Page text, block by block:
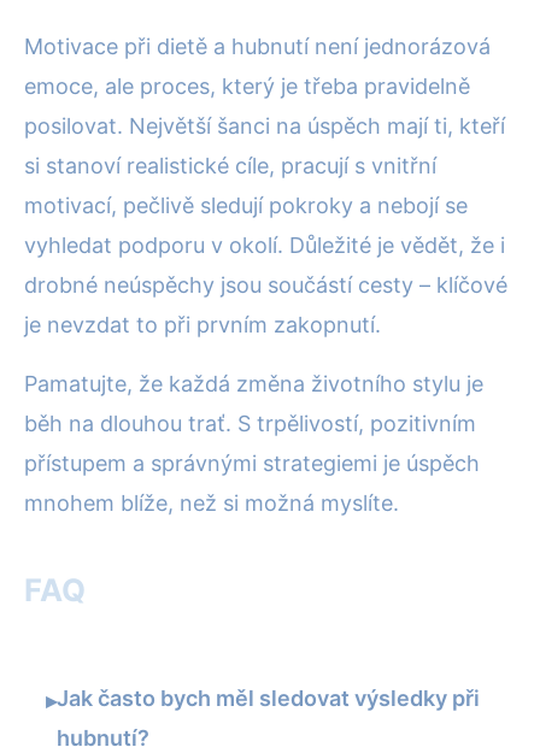
Motivace při dietě a hubnutí není jednorázová
emoce, ale proces, který je třeba pravidelně
posilovat. Největší šanci na úspěch mají ti, kteří
si stanoví realistické cíle, pracují s vnitřní
motivací, pečlivě sledují pokroky a nebojí se
vyhledat podporu v okolí. Důležité je vědět, že i
drobné neúspěchy jsou součástí cesty – klíčové
je nevzdat to při prvním zakopnutí.
Pamatujte, že každá změna životního stylu je
běh na dlouhou trať. S trpělivostí, pozitivním
přístupem a správnými strategiemi je úspěch
mnohem blíže, než si možná myslíte.
FAQ
▸Jak často bych měl sledovat výsledky při
hubnutí?